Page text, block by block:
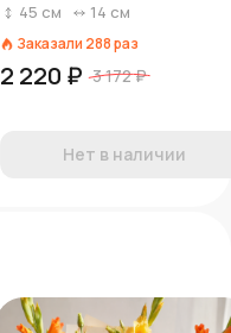
45 см 14 см
Заказали 288раз
2 220 ₽ 3 172 ₽
Нет в наличии